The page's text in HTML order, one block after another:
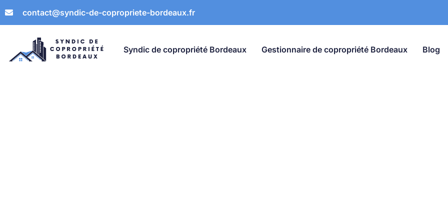
contact@syndic-de-copropriete-bordeaux.fr
Syndic de copropriété Bordeaux Gestionnaire de copropriété Bordeaux Blog